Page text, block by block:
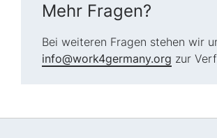
Mehr Fragen?
Bei weiteren Fragen stehen wir
info@work4germany.org zur